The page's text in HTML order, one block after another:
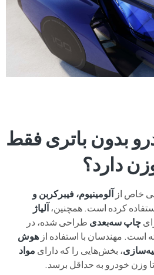
بدون باتری فقط
خاص از آلومینیوم، فیبرکربن و
کرده است. همچنین،آلیاژ
چاپ سه‌بعدی طراحی شده، در
است. مهندسان با استفاده از هوش
، بخش‌هایی را که دارای مواد
تا وزن خودرو به حداقل برسد.